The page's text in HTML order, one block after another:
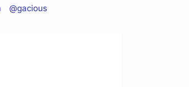
@gacious